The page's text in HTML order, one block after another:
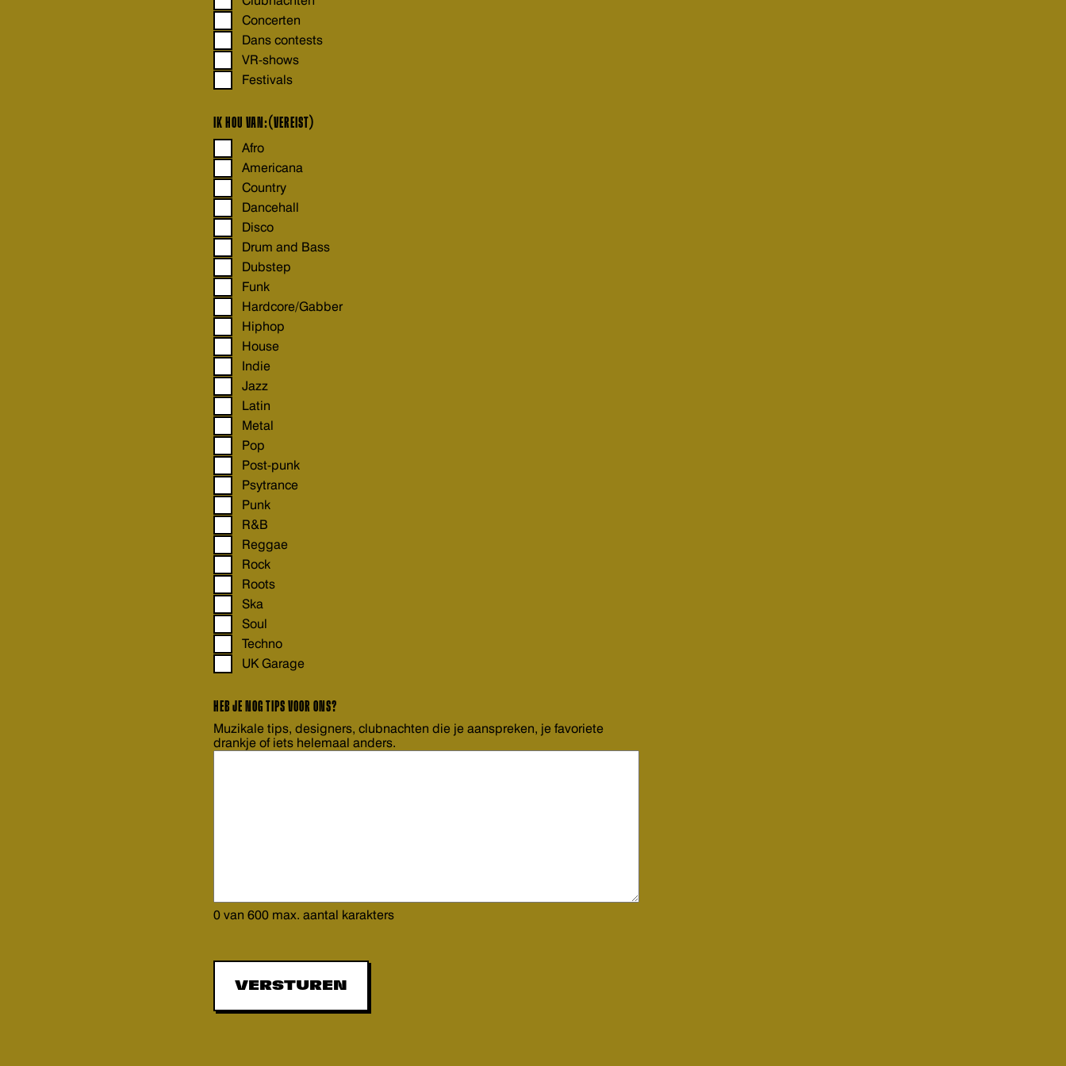
Concerten
Dans contests
VR-shows
Festivals
IK HOU VAN:(VEREIST)
Afro
Americana
Country
Dancehall
Disco
Drum and Bass
Dubstep
Funk
Hardcore/Gabber
Hiphop
House
Indie
Jazz
Latin
Metal
Pop
Post-punk
Psytrance
Punk
R&B
Reggae
Rock
Roots
Ska
Soul
Techno
UK Garage
HEB JE NOG TIPS VOOR ONS?
Muzikale tips, designers, clubnachten die je aanspreken, je favoriete
drankje of iets helemaal anders.
0 van 600 max. aantal karakters